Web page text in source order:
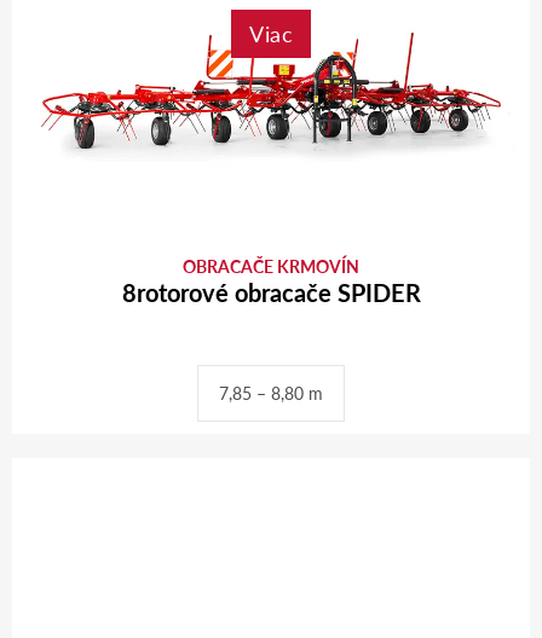
Viac
OBRACAČE KRMOVÍN
8rotorové obracače SPIDER
7,85 – 8,80 m